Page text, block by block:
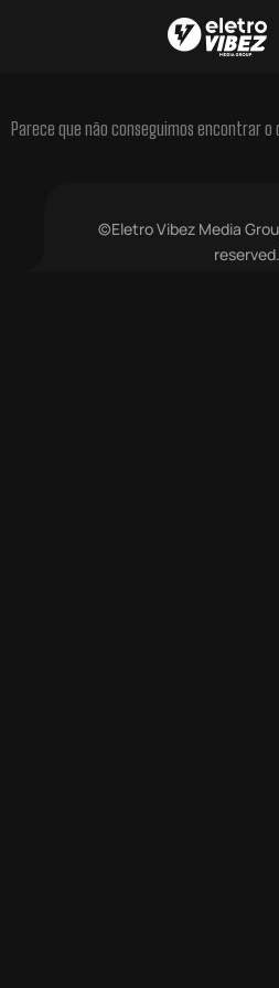
Parece que não conseguimos encontrar o
©Eletro Vibez Media
reserved.